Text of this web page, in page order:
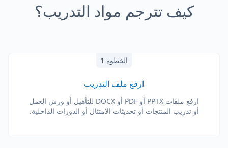
كيف تترجم مواد التدريب؟
الخطوة 1
ارفع ملف التدريب
ارفع ملفات PPTX أو PDF أو DOCX للتأهيل أو ورش العمل
أو تدريب المنتجات أو تحديثات الامتثال أو الدورات الداخلية.